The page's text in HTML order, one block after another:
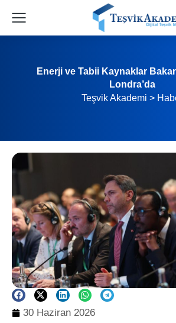
Enerji ve Tabii Kaynaklar
Londra’da
Teşvik Akademi >
30 Haziran 2026